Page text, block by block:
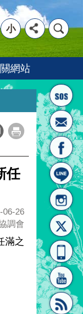
小
網站
任
06-26
調會
滿之